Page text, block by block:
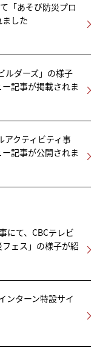
「あそび防災プロ
した
ルダーズ」の様子
記事が掲載されま
アクティビティ事
記事が公開されま
にて、CBCテレビ
ェス」の様子が紹
ンターン特設サイ